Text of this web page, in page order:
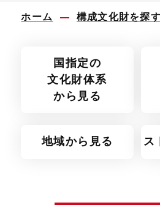
ホーム 構成文化財を探す
国指定の
文化財体系
から見る
地域から見る ス